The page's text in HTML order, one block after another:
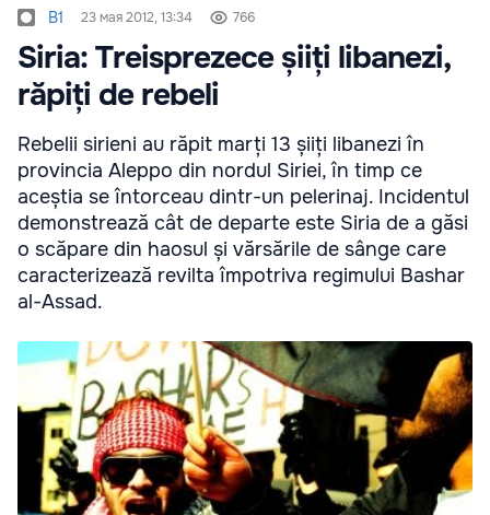
B1 23 мая 2012, 13:34 766
Siria: Treisprezece șiiți libanezi,
răpiți de rebeli
Rebelii sirieni au răpit marți 13 șiiți libanezi în
provincia Aleppo din nordul Siriei, în timp ce
aceștia se întorceau dintr-un pelerinaj. Incidentul
demonstrează cât de departe este Siria de a găsi
o scăpare din haosul și vărsările de sânge care
caracterizează revilta împotriva regimului Bashar
al-Assad.